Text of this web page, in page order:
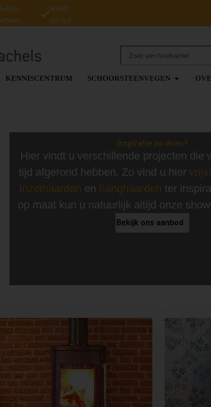
Gratis
advies
Snelle
service
KENNISCENTRUM SCHOORSTEENVEGEN
Inspiratie op doen?
Hier vindt u verschillende projecten die
tijd afgerond hebben. Zo vind u hier
inzethaarden en hanghaarden ter
op maat kun u natuurlijk altijd onze
Bekijk ons aanbod